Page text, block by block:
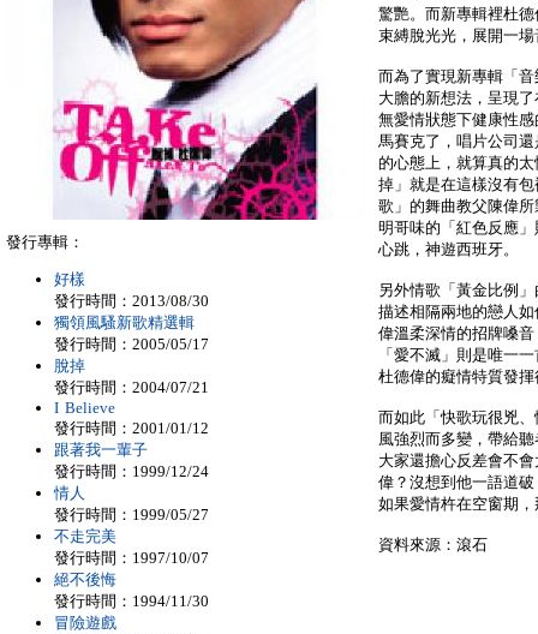
驚艷。而新專輯裡杜
束縛脫光光，展開一
而為了實現新專輯「
大膽的新想法，呈現
無愛情狀態下健康性
馬賽克了，唱片公司
的心態上，就算真的
掉」就是在這樣沒有
歌」的舞曲教父陳偉
明哥味的「紅色反應
心跳，神遊西班牙。
另外情歌「黃金比例
描述相隔兩地的戀人
偉溫柔深情的招牌嗓
「愛不滅」則是唯一
杜德偉的癡情特質發
而如此「快歌玩很兇
風強烈而多變，帶給
大家還擔心反差會不
偉？沒想到他一語道
如果愛情杵在空窗期
資料來源：滾石
發行專輯：
好樣
發行時間：2013/08/30
獨領風騷新歌精選輯
發行時間：2005/05/17
脫掉
發行時間：2004/07/21
I Believe
發行時間：2001/01/12
跟著我一輩子
發行時間：1999/12/24
情人
發行時間：1999/05/27
不走完美
發行時間：1997/10/07
絕不後悔
發行時間：1994/11/30
冒險遊戲